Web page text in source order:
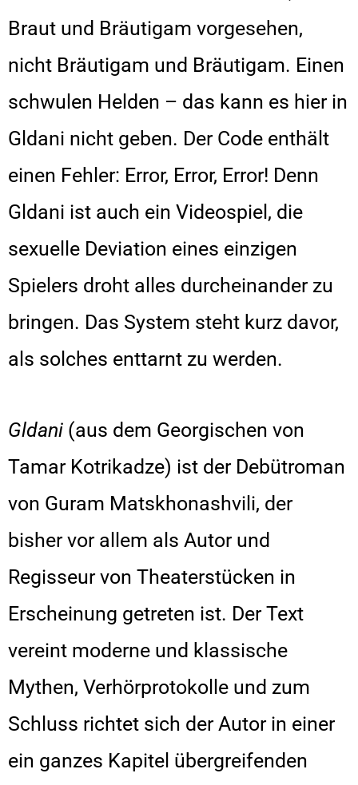
Braut und Bräutigam vorgesehen,
nicht Bräutigam und Bräutigam. Einen
schwulen Helden – das kann es hier in
Gldani nicht geben. Der Code enthält
einen Fehler: Error, Error, Error! Denn
Gldani ist auch ein Videospiel, die
sexuelle Deviation eines einzigen
Spielers droht alles durcheinander zu
bringen. Das System steht kurz davor,
als solches enttarnt zu werden.
Gldani (aus dem Georgischen von
Tamar Kotrikadze) ist der Debütroman
von Guram Matskhonashvili, der
bisher vor allem als Autor und
Regisseur von Theaterstücken in
Erscheinung getreten ist. Der Text
vereint moderne und klassische
Mythen, Verhörprotokolle und zum
Schluss richtet sich der Autor in einer
ein ganzes Kapitel übergreifenden